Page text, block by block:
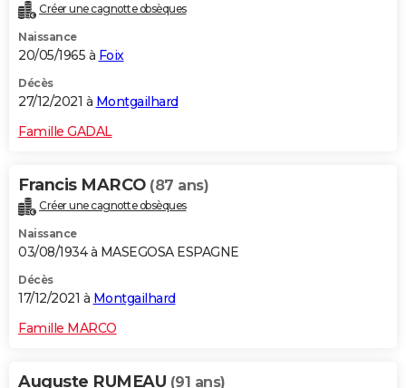
Créer une cagnotte obsèques
Naissance
20/05/1965 à Foix
Décès
27/12/2021 à Montgailhard
Famille GADAL
Francis MARCO (87 ans)
Créer une cagnotte obsèques
Naissance
03/08/1934 à MASEGOSA ESPAGNE
Décès
17/12/2021 à Montgailhard
Famille MARCO
Auguste RUMEAU (91 ans)